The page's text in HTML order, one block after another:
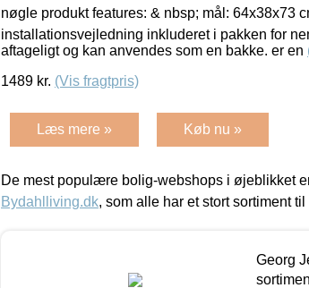
nøgle produkt features: & nbsp; mål: 64x38x73
installationsvejledning inkluderet i pakken for
aftageligt og kan anvendes som en bakke. er en
1489 kr. (Vis fragtpris)
Læs mere » Køb nu »
De mest populære bolig-webshops i øjeblikket
Bydahlliving.dk, som alle har et stort sortiment til
Georg